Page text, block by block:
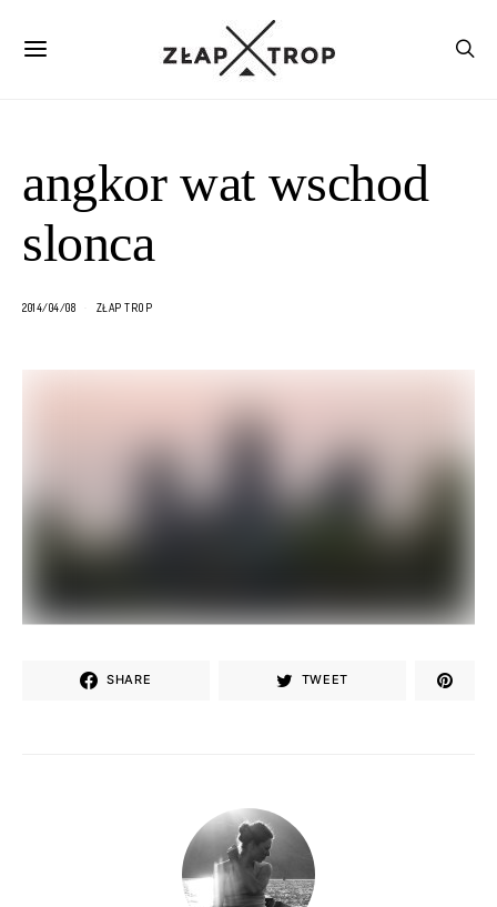
angkor wat wschod
slonca
2014/04/08 ZŁAP TROP
SHARE TWEET